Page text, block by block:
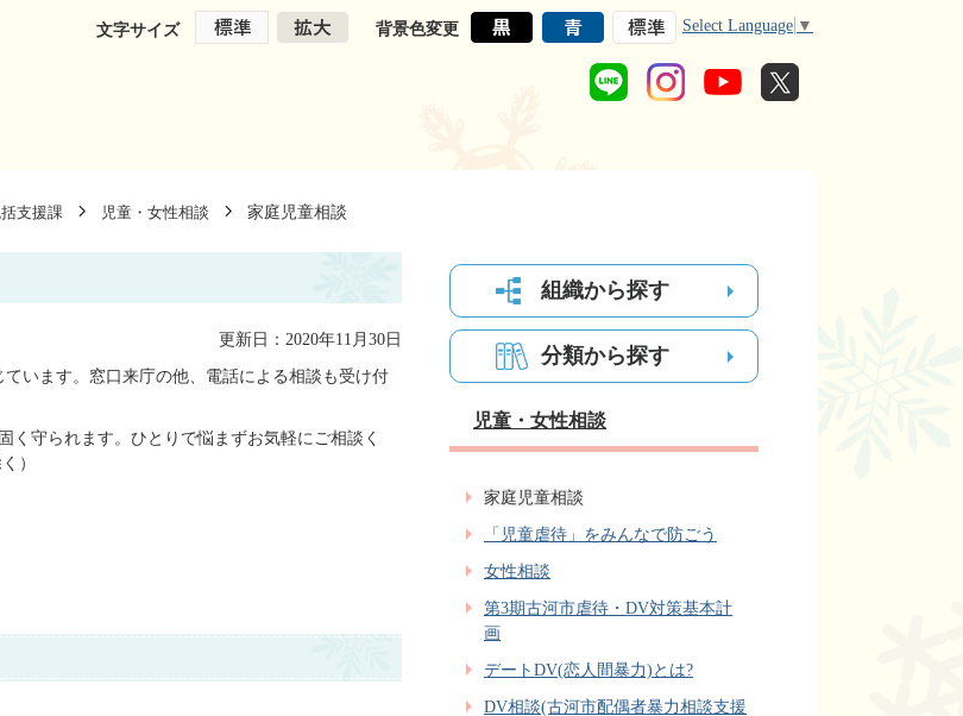
文字サイズ 背景色変更 Select Language ▼
支援課 児童・女性相談 家庭児童相談
更新日：2020年11月30日
います。窓口来庁の他、電話による相談も受け付
守られます。ひとりで悩まずお気軽にご相談く
）
組織から探す
分類から探す
児童・女性相談
家庭児童相談
「児童虐待」をみんなで防ごう
女性相談
第3期古河市虐待・DV対策基本計
画
デートDV(恋人間暴力)とは?
DV相談(古河市配偶者暴力相談支援